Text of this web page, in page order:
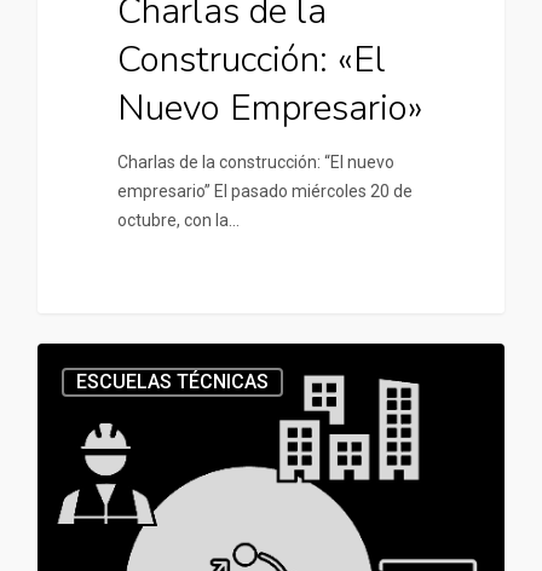
Charlas de la
Construcción: «El
Nuevo Empresario»
Charlas de la construcción: “El nuevo
empresario” El pasado miércoles 20 de
octubre, con la…
ESCUELAS TÉCNICAS